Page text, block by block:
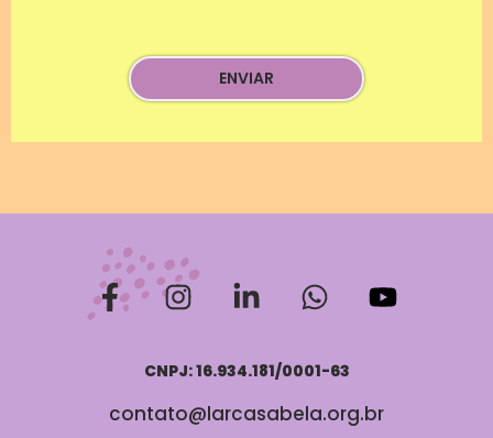
CNPJ: 16.934.181/0001-63
contato@larcasabela.org.br